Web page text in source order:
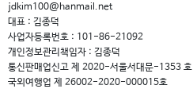
jdkim100@hanmail.net
대표 : 김종덕
사업자등록번호 : 101-86-21092
개인정보관리책임자 : 김종덕
통신판매업신고 제 2020-서울서대문-1353 호
국외여행업 제 26002-2020-000015호